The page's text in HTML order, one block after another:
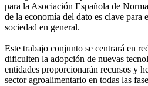
para la Asociación Española de
de la economía del dato es clave para
sociedad en general.
Este trabajo conjunto se centrará en
dificulten la adopción de nuevas
entidades proporcionarán recursos y
sector agroalimentario en todas las